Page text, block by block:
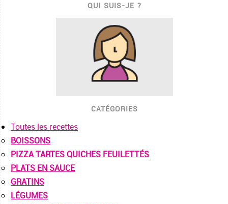
QUI SUIS-JE ?
CATÉGORIES
Toutes les recettes
BOISSONS
PIZZA TARTES QUICHES FEUILETTÉS
PLATS EN SAUCE
GRATINS
LÉGUMES